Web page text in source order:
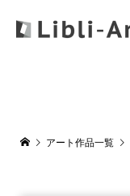
アート作品一覧